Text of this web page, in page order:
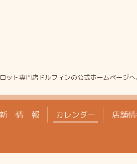
ット専門店ドルフィンの公式ホームページ
情 報 カレンダー 店舗